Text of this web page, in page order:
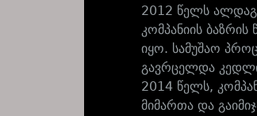
2012 წელს
კომპანიის
იყო. სამუშაო
გავრცელდა
2014 წელს,
მიმართა და